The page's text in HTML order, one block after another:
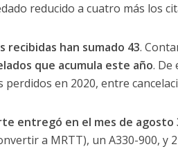
reducido a cuatro más los
recibidas han sumado 43.
que acumula este año. De
perdidos en 2020, entre
entregó en el mes de agosto
a MRTT), un A330-900, y